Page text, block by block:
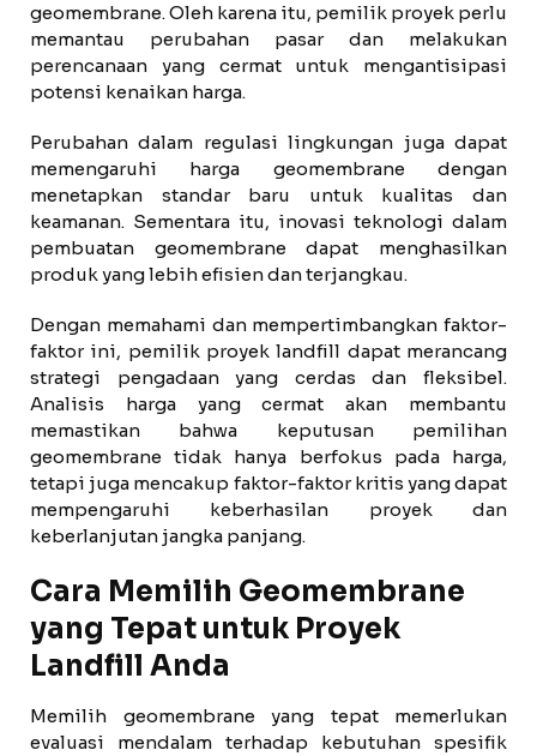
geomembrane. Oleh karena itu, pemilik proyek perlu
memantau perubahan pasar dan melakukan
perencanaan yang cermat untuk mengantisipasi
potensi kenaikan harga.
Perubahan dalam regulasi lingkungan juga dapat
memengaruhi harga geomembrane dengan
menetapkan standar baru untuk kualitas dan
keamanan. Sementara itu, inovasi teknologi dalam
pembuatan geomembrane dapat menghasilkan
produk yang lebih efisien dan terjangkau.
Dengan memahami dan mempertimbangkan faktor-
faktor ini, pemilik proyek landfill dapat merancang
strategi pengadaan yang cerdas dan fleksibel.
Analisis harga yang cermat akan membantu
memastikan bahwa keputusan pemilihan
geomembrane tidak hanya berfokus pada harga,
tetapi juga mencakup faktor-faktor kritis yang dapat
mempengaruhi keberhasilan proyek dan
keberlanjutan jangka panjang.
Cara Memilih Geomembrane
yang Tepat untuk Proyek
Landfill Anda
Memilih geomembrane yang tepat memerlukan
evaluasi mendalam terhadap kebutuhan spesifik